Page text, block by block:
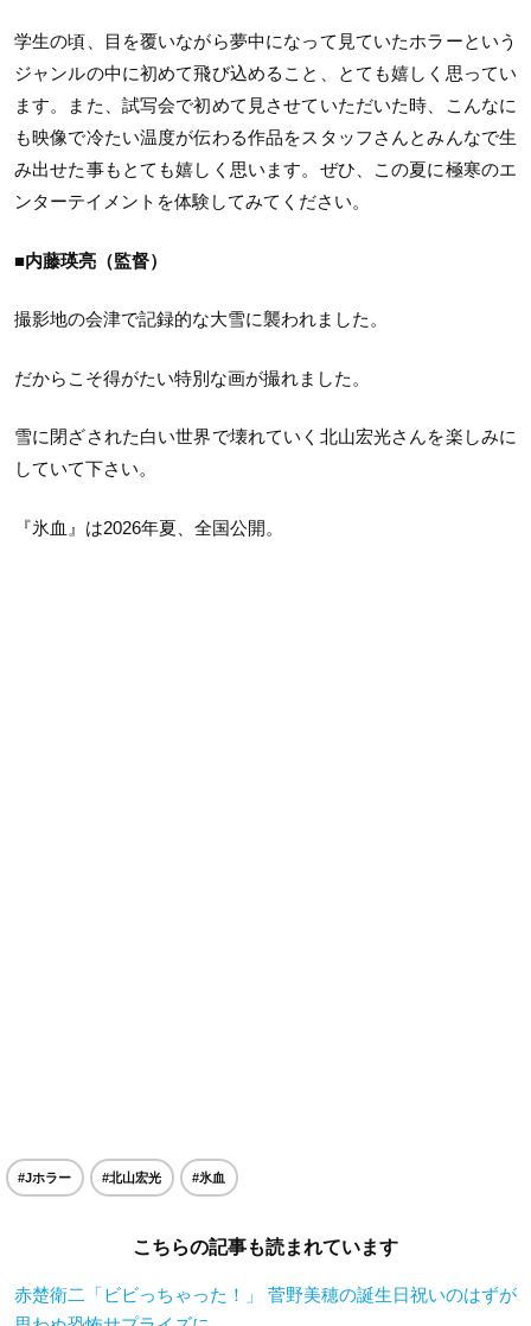
学生の頃、目を覆いながら夢中になって見ていたホラーという
ジャンルの中に初めて飛び込めること、とても嬉しく思ってい
ます。また、試写会で初めて見させていただいた時、こんなに
も映像で冷たい温度が伝わる作品をスタッフさんとみんなで生
み出せた事もとても嬉しく思います。ぜひ、この夏に極寒のエ
ンターテイメントを体験してみてください。
■内藤瑛亮（監督）
撮影地の会津で記録的な大雪に襲われました。
だからこそ得がたい特別な画が撮れました。
雪に閉ざされた白い世界で壊れていく北山宏光さんを楽しみに
していて下さい。
『氷血』は2026年夏、全国公開。
#Jホラー #北山宏光 #氷血
こちらの記事も読まれています
赤楚衛二「ビビっちゃった！」 菅野美穂の誕生日祝いのはずが